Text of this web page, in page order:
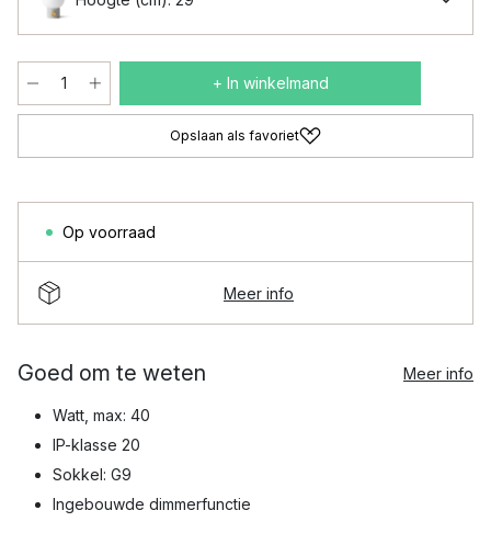
+ In winkelmand
Opslaan als favoriet
Op voorraad
Meer info
Goed om te weten Meer info
Watt, max: 40
IP-klasse 20
Sokkel: G9
Ingebouwde dimmerfunctie